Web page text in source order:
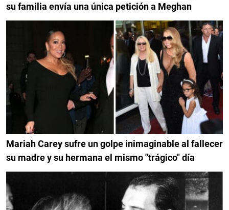
su familia envía una única petición a Meghan
Mariah Carey sufre un golpe inimaginable al fallecer
su madre y su hermana el mismo "trágico" día